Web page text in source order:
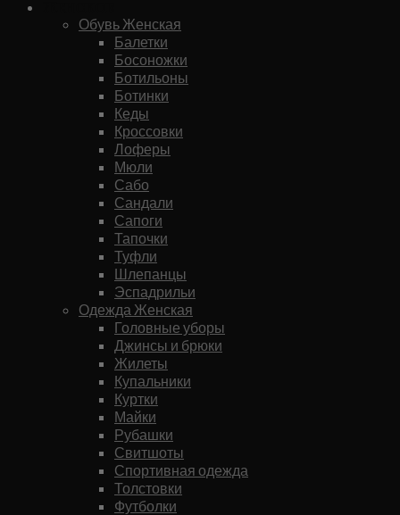
Обувь Женская
Балетки
Босоножки
Ботильоны
Ботинки
Кеды
Кроссовки
Лоферы
Мюли
Сабо
Сандали
Сапоги
Тапочки
Туфли
Шлепанцы
Эспадрильи
Одежда Женская
Головные уборы
Джинсы и брюки
Жилеты
Купальники
Куртки
Майки
Рубашки
Свитшоты
Спортивная одежда
Толстовки
Футболки